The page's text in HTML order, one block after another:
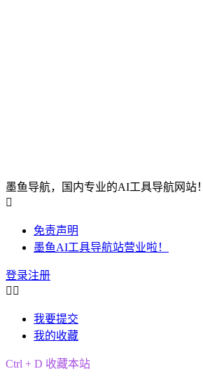
墨鱼导航，国内专业的AI工具导航网站！

免责声明
墨鱼AI工具导航站营业啦！
登录注册
 
我要提交
我的收藏
Ctrl + D 收藏本站